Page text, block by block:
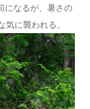
になるが、暑さの
に襲われる。